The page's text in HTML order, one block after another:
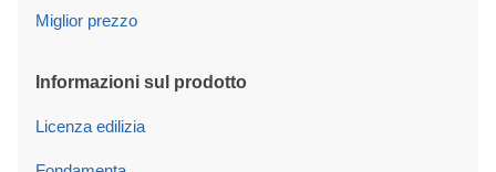
Miglior prezzo
Informazioni sul prodotto
Licenza edilizia